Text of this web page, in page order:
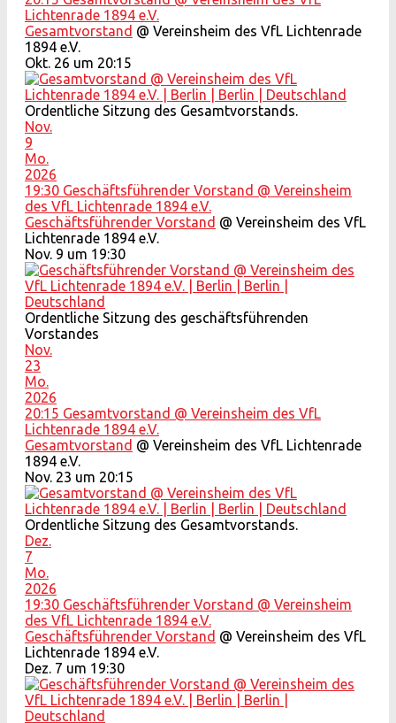
Lichtenrade 1894 e.V.
Gesamtvorstand @ Vereinsheim des VfL Lichtenrade
1894 e.V.
Okt. 26 um 20:15
Ordentliche Sitzung des Gesamtvorstands.
Nov.
9
Mo.
2026
19:30 Geschäftsführender Vorstand @ Vereinsheim
des VfL Lichtenrade 1894 e.V.
Geschäftsführender Vorstand @ Vereinsheim des VfL
Lichtenrade 1894 e.V.
Nov. 9 um 19:30
Ordentliche Sitzung des geschäftsführenden
Vorstandes
Nov.
23
Mo.
2026
20:15 Gesamtvorstand @ Vereinsheim des VfL
Lichtenrade 1894 e.V.
Gesamtvorstand @ Vereinsheim des VfL Lichtenrade
1894 e.V.
Nov. 23 um 20:15
Ordentliche Sitzung des Gesamtvorstands.
Dez.
7
Mo.
2026
19:30 Geschäftsführender Vorstand @ Vereinsheim
des VfL Lichtenrade 1894 e.V.
Geschäftsführender Vorstand @ Vereinsheim des VfL
Lichtenrade 1894 e.V.
Dez. 7 um 19:30